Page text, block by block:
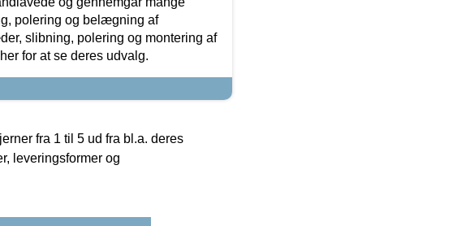
polering og belægning af
slibning, polering og montering af
for at se deres udvalg.
fra 1 til 5 ud fra bl.a. deres
leveringsformer og